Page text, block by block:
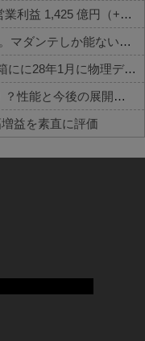
任天堂‥売上高5,178 億円（-9.5 ％）営業利益 1,425 億円（+150.5 %）
【DQ6】バーバラ「めっちゃ弱いです。マダンテしか能ないです。竜かもしれません。」←こいつが人気ある理由
【悲報】新たに小売りに届いたPS5の箱にに28年1月に物理ディスク終了しますとの記載が入る
【衝撃】風火輪αの相方キャラが登場！？性能と今後の展開がこちら
益を素直に評価